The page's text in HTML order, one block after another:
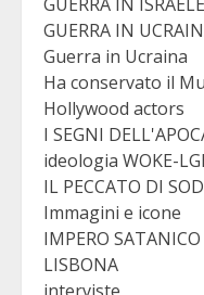
GUERRA IN
Guerra in Ucraina
Ha conservato il
Hollywood actors
I SEGNI
ideologia WOKE-
IL PECCATO DI
Immagini e icone
IMPERO
LISBONA